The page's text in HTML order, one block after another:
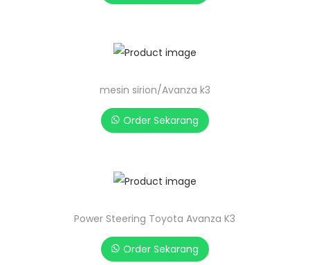
mesin sirion/Avanza k3
Order Sekarang
Power Steering Toyota Avanza K3
Order Sekarang